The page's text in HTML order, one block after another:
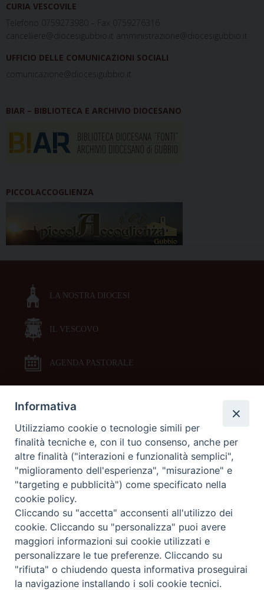
CURIA VESCOVILE
Telefono 0759273980 – Fax 0759276316
cancelliere@diocesigubbio.it amministrazione@diocesigubbio.it
UFFICIO DELLE COMUNICAZIONI SOCIALI
comunicazione@diocesigubbio.it
BIAR – BIBLIOTECA E ARCHIVIO DIOCESANO
PICCOLACCOGLIENZA
LA NOSTRA DIOCESI
IL VESCOVO
AGENDA PASTORALE
DOCUMENTI PASTORALI
ORARI MESSE
LITURGIA DELLE ORE
GALLERIE FOTOGRAFICHE
GALLERIE VIDEO
Informativa
Utilizziamo cookie o tecnologie simili per
finalità tecniche e, con il tuo consenso, anche per
altre finalità ("interazioni e funzionalità semplici",
"miglioramento dell'esperienza", "misurazione" e
"targeting e pubblicità") come specificato nella
cookie policy.
Cliccando su "accetta" acconsenti all'utilizzo dei
cookie. Cliccando su "personalizza" puoi avere
maggiori informazioni sui cookie utilizzati e
personalizzare le tue preferenze. Cliccando su
"rifiuta" o chiudendo questa informativa proseguirai
la navigazione installando i soli cookie tecnici.